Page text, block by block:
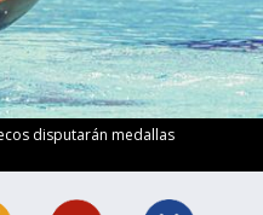
disputarán medallas